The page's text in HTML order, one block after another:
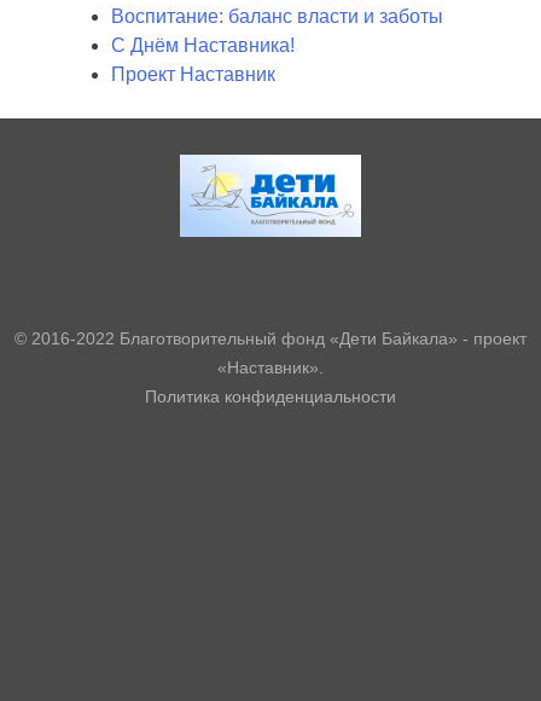
Воспитание: баланс власти и заботы
С Днём Наставника!
Проект Наставник
© 2016-2022 Благотворительный фонд «Дети Байкала» - проект
«Наставник».
Политика конфиденциальности